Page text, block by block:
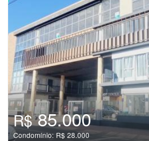
R$85.000
Condomínio: R$ 28.000